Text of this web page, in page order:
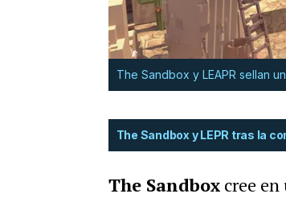
The Sandbox y LEAPR sellan
The Sandbox y LEPR tras la
The Sandboxcree en